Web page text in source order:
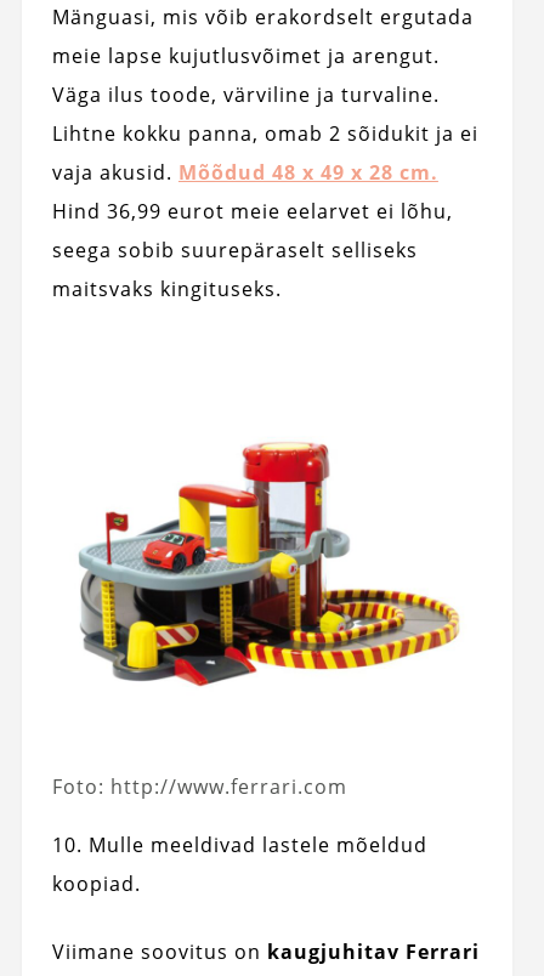
Mänguasi, mis võib erakordselt ergutada
meie lapse kujutlusvõimet ja arengut.
Väga ilus toode, värviline ja turvaline.
Lihtne kokku panna, omab 2 sõidukit ja ei
vaja akusid. Mõõdud 48 x 49 x 28 cm.
Hind 36,99 eurot meie eelarvet ei lõhu,
seega sobib suurepäraselt selliseks
maitsvaks kingituseks.
Foto: http://www.ferrari.com
10. Mulle meeldivad lastele mõeldud
koopiad.
Viimane soovitus on kaugjuhitav Ferrari